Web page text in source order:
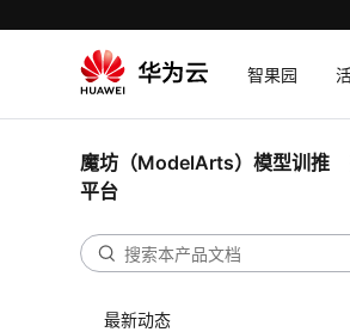
智果园
魔坊（ModelArts）模型训推
平台
最新动态